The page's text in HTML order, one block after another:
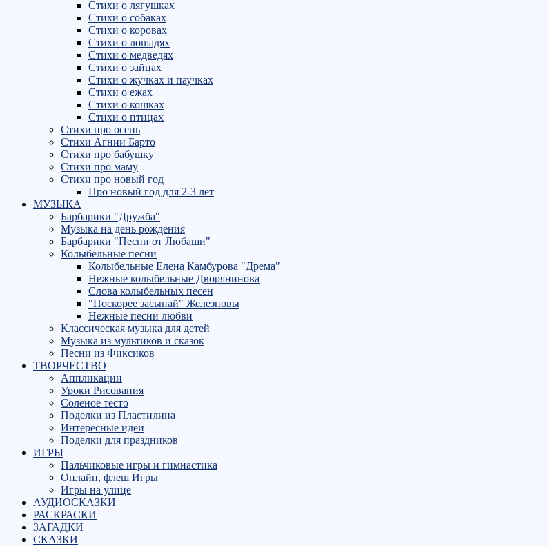
Стихи о лягушках
Стихи о собаках
Стихи о коровах
Стихи о лошадях
Стихи о медведях
Стихи о зайцах
Стихи о жучках и паучках
Стихи о ежах
Стихи о кошках
Стихи о птицах
Стихи про осень
Стихи Агнии Барто
Стихи про бабушку
Стихи про маму
Стихи про новый год
Про новый год для 2-3 лет
МУЗЫКА
Барбарики "Дружба"
Музыка на день рождения
Барбарики "Песни от Любаши"
Колыбельные песни
Колыбельные Елена Камбурова "Дрема"
Нежные колыбельные Дворянинова
Слова колыбельных песен
"Поскорее засыпай" Железновы
Нежные песни любви
Классическая музыка для детей
Музыка из мультиков и сказок
Песни из Фиксиков
ТВОРЧЕСТВО
Аппликации
Уроки Рисования
Соленое тесто
Поделки из Пластилина
Интересные идеи
Поделки для праздников
ИГРЫ
Пальчиковые игры и гимнастика
Онлайн, флеш Игры
Игры на улице
АУДИОСКАЗКИ
РАСКРАСКИ
ЗАГАДКИ
СКАЗКИ